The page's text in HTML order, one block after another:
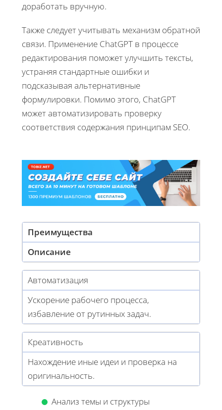
доработать вручную.
Также следует учитывать механизм обратной
связи. Применение ChatGPT в процессе
редактирования поможет улучшить тексты,
устраняя стандартные ошибки и
подсказывая альтернативные
формулировки. Помимо этого, ChatGPT
может автоматизировать проверку
соответствия содержания принципам SEO.
Преимущества
Описание
Автоматизация
Ускорение рабочего процесса,
избавление от рутинных задач.
Креативность
Нахождение иные идеи и проверка на
оригинальность.
Анализ темы и структуры